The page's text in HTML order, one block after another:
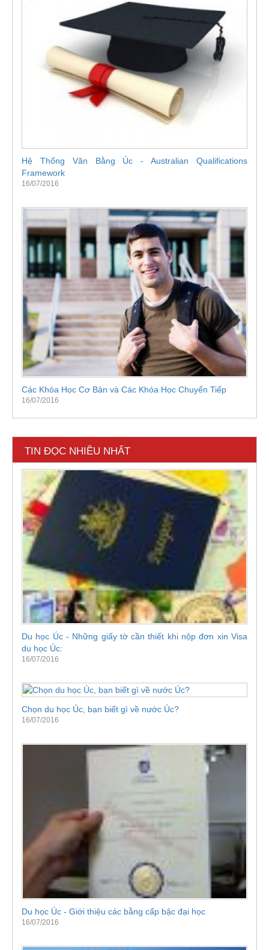
Hệ Thống Văn Bằng Úc - Australian Qualifications
Framework
16/07/2016
Các Khóa Học Cơ Bản và Các Khóa Học Chuyển Tiếp
16/07/2016
TIN ĐỌC NHIỀU NHẤT
Du học Úc - Những giấy tờ cần thiết khi nộp đơn xin Visa
du học Úc:
16/07/2016
Chọn du học Úc, bạn biết gì về nước Úc?
16/07/2016
Du học Úc - Giới thiệu các bằng cấp bậc đại học
16/07/2016